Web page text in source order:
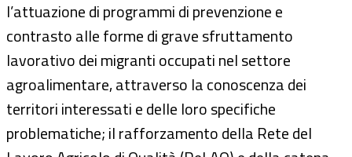
l’attuazione di programmi di prevenzione e
contrasto alle forme di grave sfruttamento
lavorativo dei migranti occupati nel settore
agroalimentare, attraverso la conoscenza dei
territori interessati e delle loro specifiche
problematiche; il rafforzamento della Rete del